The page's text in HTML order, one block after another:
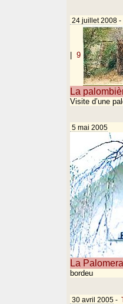
24 juillet 2008 -
9
La
Visite d’une
5 mai 2005
La Palomera
bordeu
30 avril 2005 -